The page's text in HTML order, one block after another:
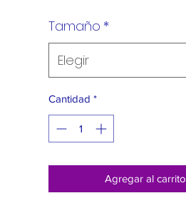
Tamaño *
Elegir
Cantidad *
Agregar al carrito